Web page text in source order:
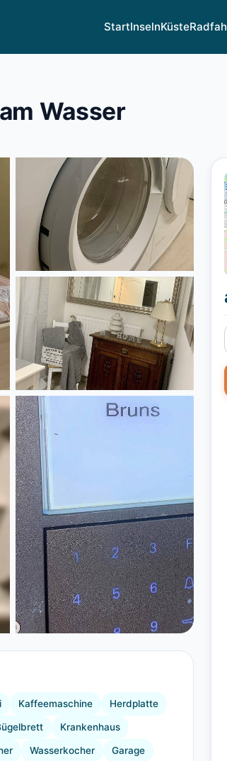
StartInselnKüste
Wasser
Kaffeemaschine Herdplatte
Krankenhaus
Wasserkocher Garage